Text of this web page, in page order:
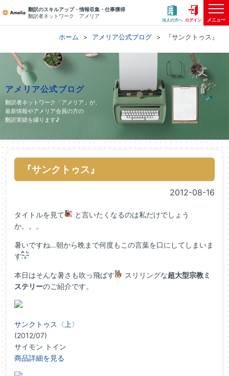
翻訳のスキルアップ・情報収集・仕事獲得
翻訳者ネットワーク アメリア
法人の方へ ログイン メニュー
ホーム アメリア公式ブログ 『サンクトゥス』
アメリア公式ブログ
翻訳者ネットワーク「アメリア」が、
最新情報やアメリア会員の方の
翻訳実績を綴ります♪
『サンクトゥス』
2012-08-16
タイトルを見て
と言いたくなるのは私だけでしょう
か。。。
暑いですね…朝から晩まで何度もこの言葉を口にしてしまいま
す
本日はそんな暑さも吹っ飛ばす スリリングな超大型宗教ミ
ステリーのご紹介です。
サンクトゥス〈上〉
(2012/07)
サイモン トイン
商品詳細を見る